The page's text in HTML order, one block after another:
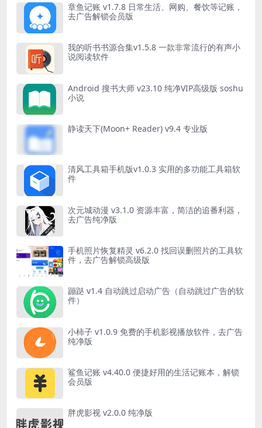
章鱼记账 v1.7.8 日常生活、网购、餐饮等记账，
去广告解锁会员版
我的听书书源合集v1.5.8 一款非常流行的有声小
说阅读软件
Android 搜书大师 v23.10 纯净VIP高级版 soshu
小说
静读天下(Moon+ Reader) v9.4 专业版
清风工具箱手机版v1.0.3 实用的多功能工具箱软
件
次元城动漫 v3.1.0 资源丰富，简洁的追番利器，
去广告纯净版
手机照片恢复精灵 v6.2.0 找回误删照片的工具软
件，去广告解锁高级版
蹦跶 v1.4 自动跳过启动广告（自动跳过广告的软
件）
小柿子 v1.0.9 免费的手机影视播放软件，去广告
纯净版
鲨鱼记账 v4.40.0 便捷好用的生活记账本，解锁
会员版
胖虎影视 v2.0.0 纯净版